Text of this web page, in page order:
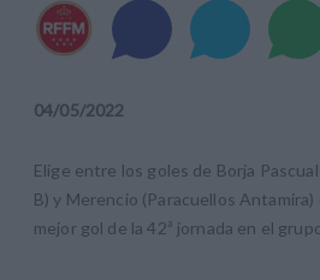
04/05/2022
Elige entre los goles de Borja
B) y Merencio (Paracuellos
mejor gol de la 42ª jornada en el